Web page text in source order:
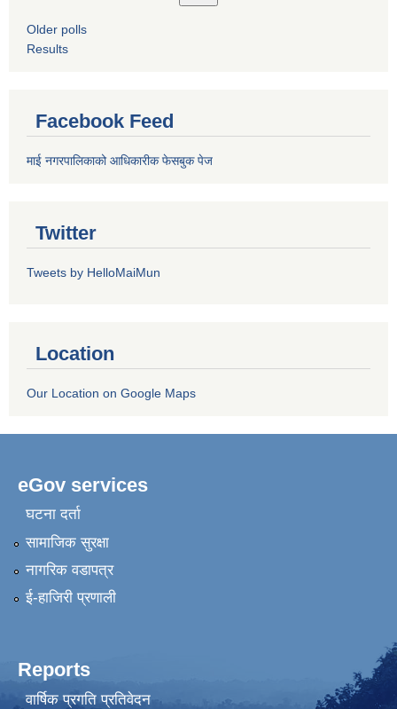
Older polls
Results
Facebook Feed
माई नगरपालिकाको आधिकारीक फेसबुक पेज
Twitter
Tweets by HelloMaiMun
Location
Our Location on Google Maps
eGov services
घटना दर्ता
सामाजिक सुरक्षा
नागरिक वडापत्र
ई-हाजिरी प्रणाली
Reports
वार्षिक प्रगति प्रतिवेदन